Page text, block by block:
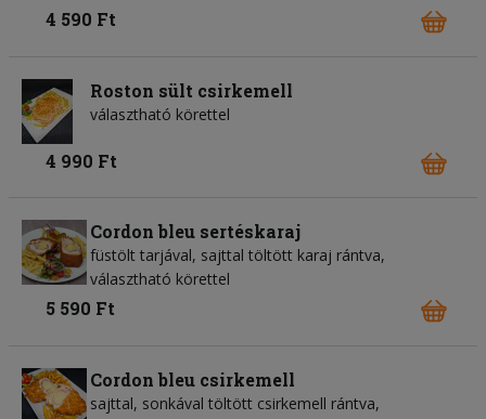
4 590 Ft
Roston sült csirkemell
választható körettel
4 990 Ft
Cordon bleu sertéskaraj
füstölt tarjával, sajttal töltött karaj rántva,
választható körettel
5 590 Ft
Cordon bleu csirkemell
sajttal, sonkával töltött csirkemell rántva,